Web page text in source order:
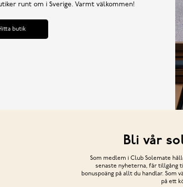
runt om i Sverige. Varmt välkommen!
butik
Bli vår
Som medlem i Club Solemate
senaste nyheterna, får tillgång
bonuspoäng på allt du handlar. Som
på ett